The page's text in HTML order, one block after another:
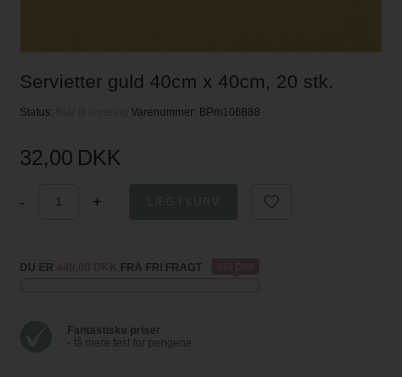
Servietter guld 40cm x 40cm, 20 stk.
Status: Klar til leveringVarenummer: BPm106888
32,00 DKK
- +
DU ER FRA FRI FRAGT
Fantastiske priser
- få mere fest for pengene